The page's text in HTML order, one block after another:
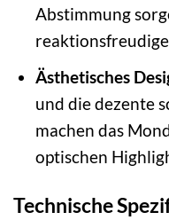
Abstimmung
Ästhetisches
und die dezente
machen das
optischen
Technische